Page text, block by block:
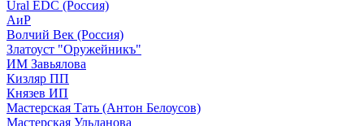
Ural EDC (Россия)
АиР
Волчий Век (Россия)
Златоуст "Оружейникъ"
ИМ Завьялова
Кизляр ПП
Князев ИП
Мастерская Тать (Антон Белоусов)
Мастерская Ульданова